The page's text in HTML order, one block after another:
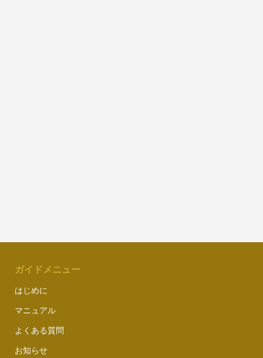
ガイドメニュー
はじめに
マニュアル
よくある質問
お知らせ